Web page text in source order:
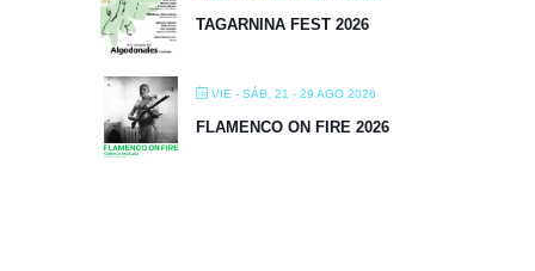
TAGARNINA FEST 2026
VIE - SÁB, 21 - 29 AGO 2026
FLAMENCO ON FIRE 2026